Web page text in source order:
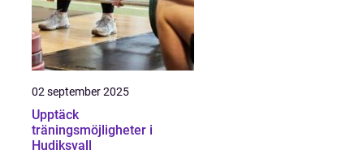
02 september 2025
Upptäck
träningsmöjligheter i
Hudiksvall